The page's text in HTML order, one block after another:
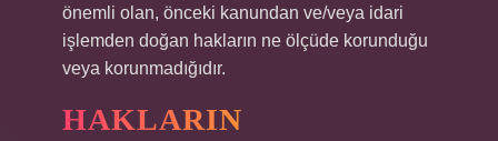
önemli olan, önceki kanundan ve/veya idari
işlemden doğan hakların ne ölçüde korunduğu
veya korunmadığıdır.
HAKLARIN